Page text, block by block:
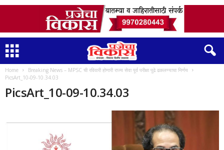
Home
Breaking News – MPSC ची रविवारी होणारी राज्य सेवा पूर्व परीक्षा पुढे ढकलण्याचा निर्णय
PicsArt_10-09-10.34.03
PicsArt_10-09-10.34.03